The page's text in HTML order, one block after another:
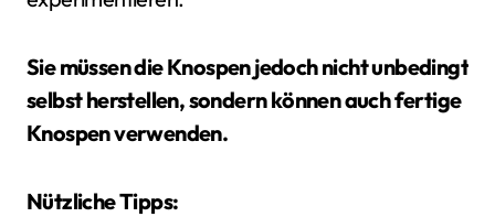
Sie müssen die Knospen jedoch nicht unbedingt
selbst herstellen, sondern können auch fertige
Knospen verwenden.
Nützliche Tipps: